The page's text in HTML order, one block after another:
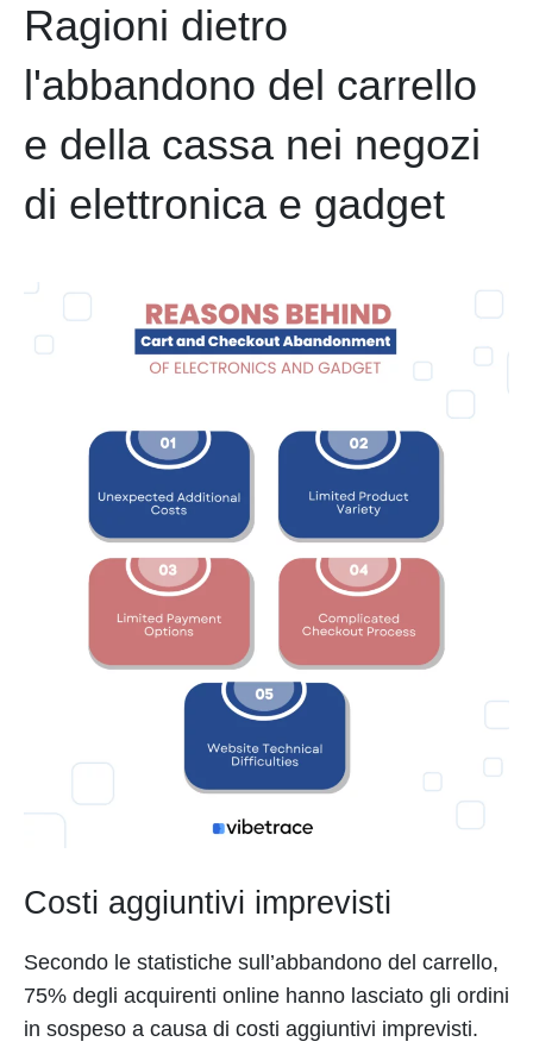
Ragioni dietro
l'abbandono del carrello
e della cassa nei negozi
di elettronica e gadget
Costi aggiuntivi imprevisti
Secondo le statistiche sull’abbandono del carrello,
75% degli acquirenti online hanno lasciato gli ordini
in sospeso a causa di costi aggiuntivi imprevisti.